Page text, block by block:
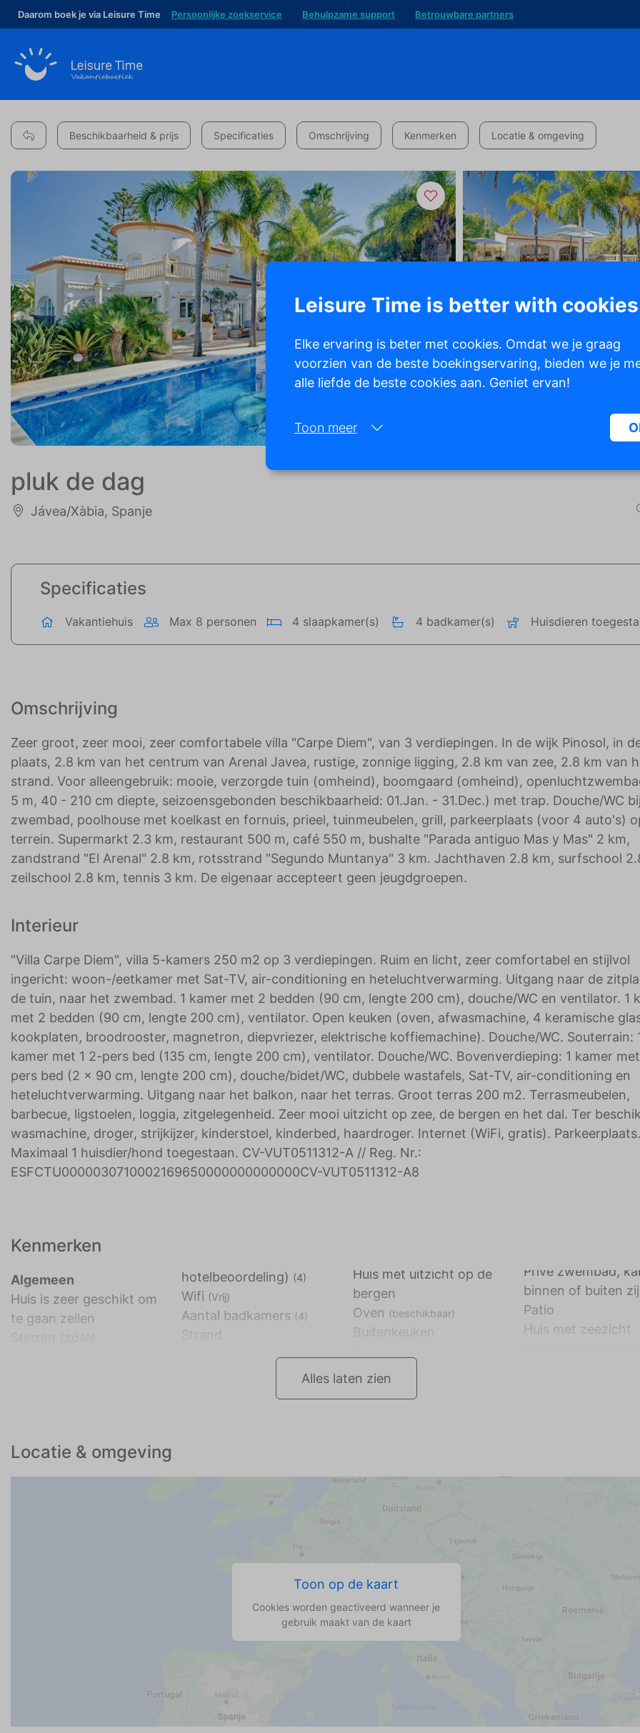
Daarom boek je via Leisure Time Persoonlijke zoekservice Behulpzame support Betrouwbare partners
Beschikbaarheid & prijs Specificaties Omschrijving Kenmerken Locatie & omgeving
pluk de dag
Jávea/Xàbia, Spanje
Specificaties
Vakantiehuis Max 8 personen 4 slaapkamer(s) 4 badkamer(s) Huisdieren
Omschrijving
Zeer groot, zeer mooi, zeer comfortabele villa "Carpe Diem", van 3 verdiepingen. In de wijk Pinosol, in
plaats, 2.8 km van het centrum van Arenal Javea, rustige, zonnige ligging, 2.8 km van zee, 2.8 km van
strand. Voor alleengebruik: mooie, verzorgde tuin (omheind), boomgaard (omheind),
5 m, 40 - 210 cm diepte, seizoensgebonden beschikbaarheid: 01.Jan. - 31.Dec.) met trap. Douche/WC
zwembad, poolhouse met koelkast en fornuis, prieel, tuinmeubelen, grill, parkeerplaats (voor 4 auto's)
terrein. Supermarkt 2.3 km, restaurant 500 m, café 550 m, bushalte "Parada antiguo Mas y Mas" 2 km,
zandstrand "El Arenal" 2.8 km, rotsstrand "Segundo Muntanya" 3 km. Jachthaven 2.8 km, surfschool
zeilschool 2.8 km, tennis 3 km. De eigenaar accepteert geen jeugdgroepen.
Interieur
"Villa Carpe Diem", villa 5-kamers 250 m2 op 3 verdiepingen. Ruim en licht, zeer comfortabel en stijlvol
ingericht: woon-/eetkamer met Sat-TV, air-conditioning en heteluchtverwarming. Uitgang naar de
de tuin, naar het zwembad. 1 kamer met 2 bedden (90 cm, lengte 200 cm), douche/WC en ventilator. 1
met 2 bedden (90 cm, lengte 200 cm), ventilator. Open keuken (oven, afwasmachine, 4 keramische
kookplaten, broodrooster, magnetron, diepvriezer, elektrische koffiemachine). Douche/WC. Souterrain:
kamer met 1 2-pers bed (135 cm, lengte 200 cm), ventilator. Douche/WC. Bovenverdieping: 1 kamer
pers bed (2 x 90 cm, lengte 200 cm), douche/bidet/WC, dubbele wastafels, Sat-TV, air-conditioning en
heteluchtverwarming. Uitgang naar het balkon, naar het terras. Groot terras 200 m2. Terrasmeubelen,
barbecue, ligstoelen, loggia, zitgelegenheid. Zeer mooi uitzicht op zee, de bergen en het dal. Ter
wasmachine, droger, strijkijzer, kinderstoel, kinderbed, haardroger. Internet (WiFi, gratis). Parkeerplaats.
Maximaal 1 huisdier/hond toegestaan. CV-VUT0511312-A // Reg. Nr.:
ESFCTU0000030710002169650000000000000CV-VUT0511312-A8
Kenmerken
Algemeen
Huis is zeer geschikt om
te gaan zeilen
hotelbeoordeling) (4)
Wifi (Vrij)
Aantal badkamers (4)
Strand
Huis met uitzicht op de
bergen
Oven (beschikbaar)
Buitenkeuken
Privé zwembad,
binnen of buiten
Patio
Huis met zeezicht
Alles laten zien
Locatie & omgeving
Toon op de kaart
Cookies worden geactiveerd wanneer je
gebruik maakt van de kaart
Leisure Time is better with
Elke ervaring is beter met cookies. Omdat we je graag
voorzien van de beste boekingservaring, bieden we je
alle liefde de beste cookies aan. Geniet ervan!
Toon meer
Noodzakelijk:
basisfuncties als paginanavigatie en toegang tot beveiligde
Marketing:
zijn afgestemd op en relevant zijn voor de individuele gebruiker. Deze